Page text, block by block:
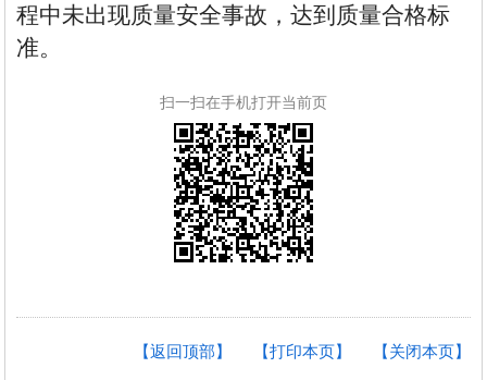
程中未出现质量安全事故，达到质量合格标
准。
扫一扫在手机打开当前页
【关闭本页】
【打印本页】
【返回顶部】